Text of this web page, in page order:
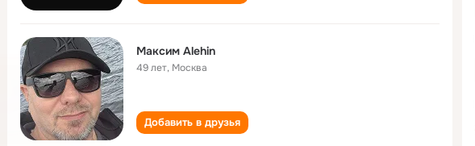
Максим Alehin
49 лет, Москва
Добавить в друзья